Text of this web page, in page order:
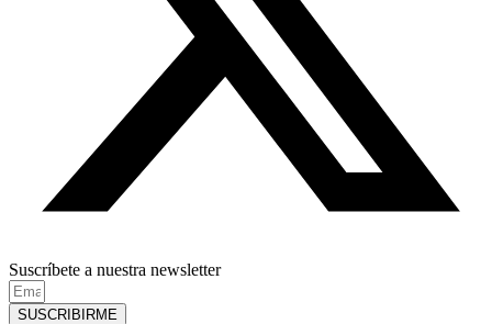
Suscríbete a nuestra newsletter
SUSCRIBIRME